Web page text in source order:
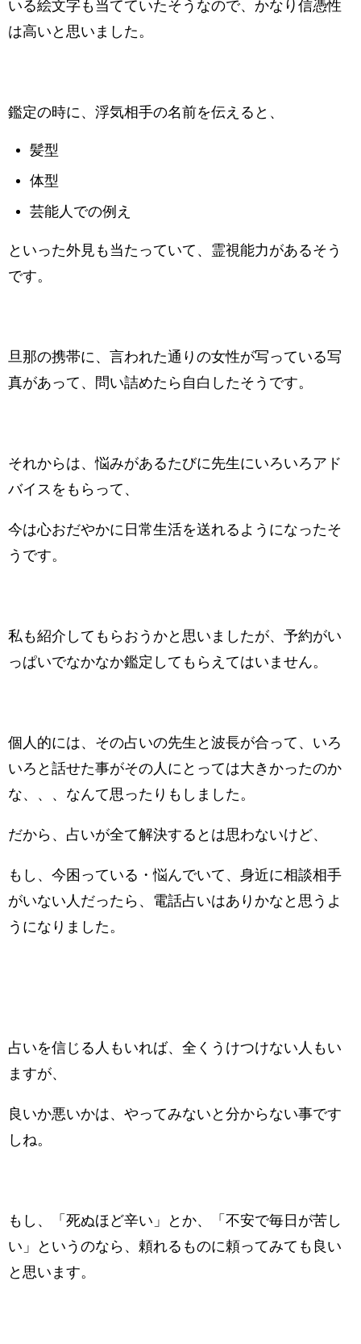
いる絵文字も当てていたそうなので、かなり信憑性
は高いと思いました。
鑑定の時に、浮気相手の名前を伝えると、
髪型
体型
芸能人での例え
といった外見も当たっていて、霊視能力があるそう
です。
旦那の携帯に、言われた通りの女性が写っている写
真があって、問い詰めたら自白したそうです。
それからは、悩みがあるたびに先生にいろいろアド
バイスをもらって、
今は心おだやかに日常生活を送れるようになったそ
うです。
私も紹介してもらおうかと思いましたが、予約がい
っぱいでなかなか鑑定してもらえてはいません。
個人的には、その占いの先生と波長が合って、いろ
いろと話せた事がその人にとっては大きかったのか
な、、、なんて思ったりもしました。
だから、占いが全て解決するとは思わないけど、
もし、今困っている・悩んでいて、身近に相談相手
がいない人だったら、電話占いはありかなと思うよ
うになりました。
占いを信じる人もいれば、全くうけつけない人もい
ますが、
良いか悪いかは、やってみないと分からない事です
しね。
もし、「死ぬほど辛い」とか、「不安で毎日が苦し
い」というのなら、頼れるものに頼ってみても良い
と思います。